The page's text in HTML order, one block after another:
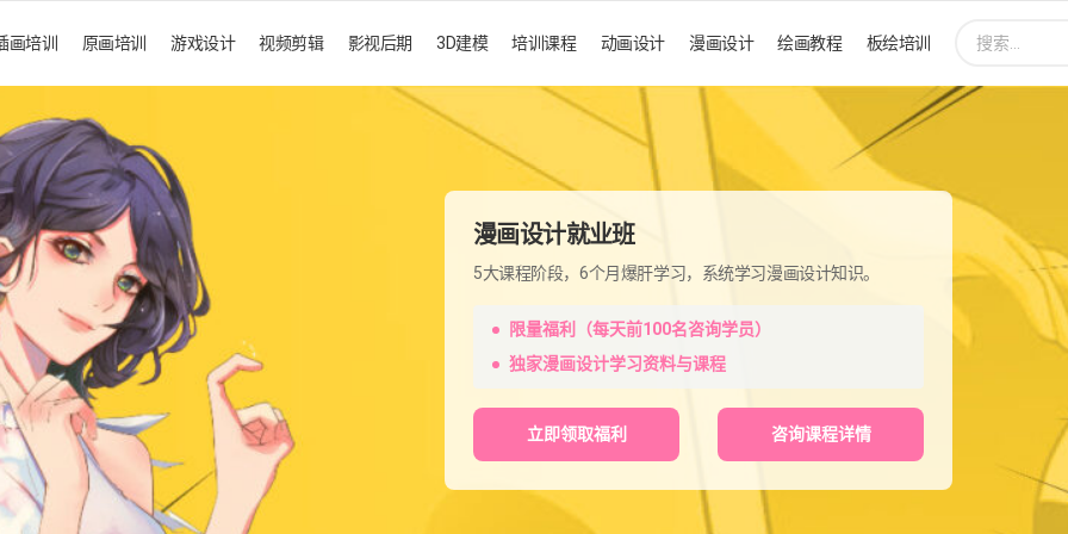
画培训 原画培训 游戏设计 视频剪辑 影视后期 3D建模 培训课程 动画设计 漫画设计 绘画教程 板绘培训
漫画设计就业班
5大课程阶段，6个月爆肝学习，系统学习漫画设计知识。
限量福利（每天前100名咨询学员）
独家漫画设计学习资料与课程
立即领取福利 咨询课程详情